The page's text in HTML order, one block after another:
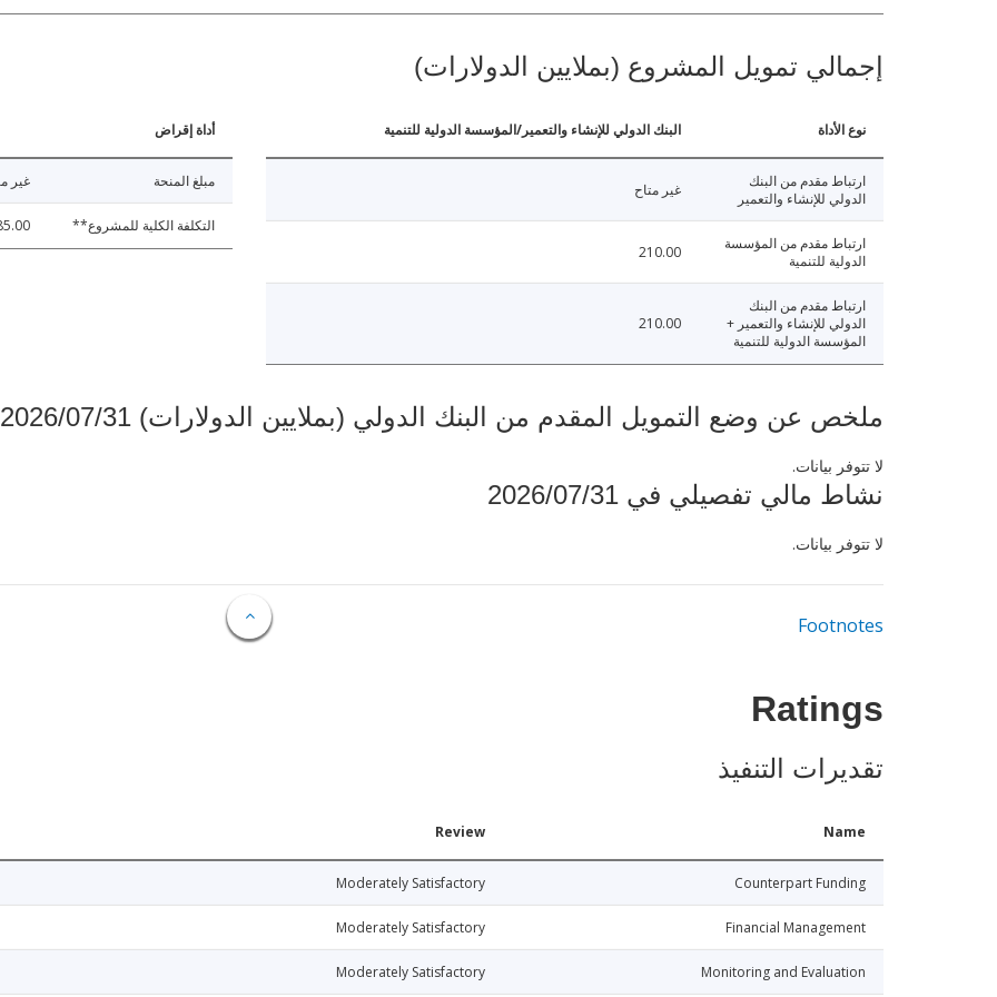
إجمالي تمويل المشروع (بملايين الدولارات)
نوع الأداة البنك الدولي للإنشاء والتعمير/المؤسسة الدولية للتنمية
ارتباط مقدم من البنك
الدولي للإنشاء والتعمير
غير متاح
ارتباط مقدم من المؤسسة
الدولية للتنمية
210.00
ارتباط مقدم من البنك
الدولي للإنشاء والتعمير +
المؤسسة الدولية للتنمية
210.00
أداة إقراض
مبلغ المنحة غير
التكلفة الكلية للمشروع**
ملخص عن وضع التمويل المقدم من البنك الدولي (بملايين الدولارات) 2026/07/31
لا تتوفر بيانات.
نشاط مالي تفصيلي في 2026/07/31
لا تتوفر بيانات.
Footnotes
Ratings
تقديرات التنفيذ
Name
Review
Counterpart Funding
Moderately Satisfactory
Financial Management
Moderately Satisfactory
Monitoring and Evaluation
Moderately Satisfactory